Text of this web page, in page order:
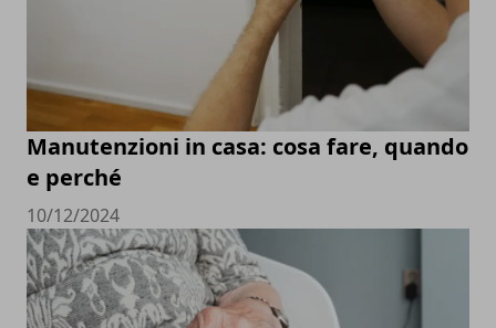
Manutenzioni in casa: cosa fare, quando
e perché
10/12/2024